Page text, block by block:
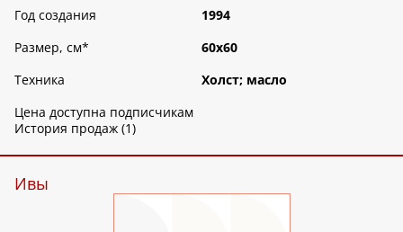
Год создания
1994
Размер, см*
60х60
Техника
Холст; масло
Цена доступна подписчикам
История продаж (1)
Ивы